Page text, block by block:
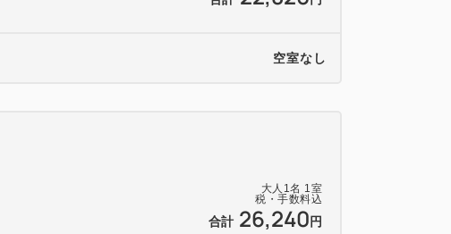
ざいませんので、近隣の駐車場をご案内いたし
4分
空室なし
大人 1名 1室
税・手数料込
合計 26,240 円